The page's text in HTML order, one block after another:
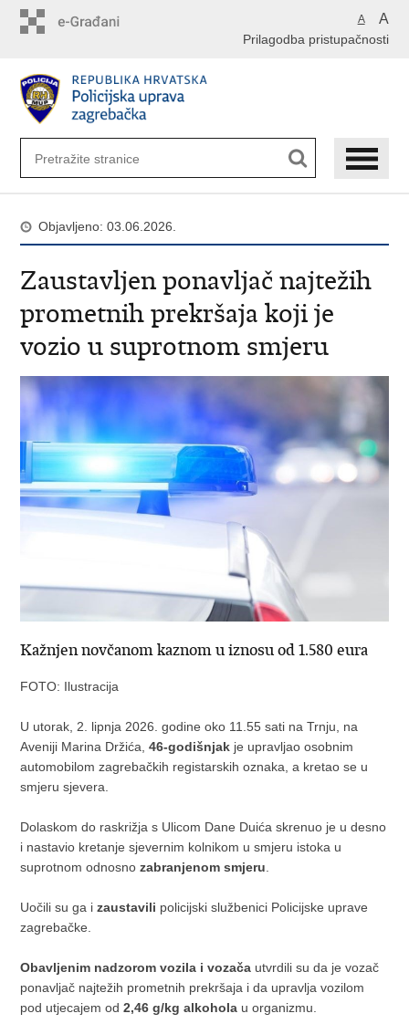
A A
Prilagodba pristupačnosti
Objavljeno: 03.06.2026.
Zaustavljen ponavljač najtežih
prometnih prekršaja koji je
vozio u suprotnom smjeru
Kažnjen novčanom kaznom u iznosu od 1.580 eura
FOTO: Ilustracija
U utorak, 2. lipnja 2026. godine oko 11.55 sati na Trnju, na
Aveniji Marina Držića,46-godišnjak je upravljao osobnim
automobilom zagrebačkih registarskih oznaka, a kretao se u
smjeru sjevera.
Dolaskom do raskrižja s Ulicom Dane Duića skrenuo je u desno
i nastavio kretanje sjevernim kolnikom u smjeru istoka u
suprotnom odnosnozabranjenom smjeru
Uočili su ga izaustavili policijski službenici Policijske uprave
zagrebačke.
Obavljenim nadzorom vozila i vozača utvrdili su da je vozač
ponavljač najtežih prometnih prekršaja i da upravlja vozilom
pod utjecajem od2,46 g/kg alkohola u organizmu.